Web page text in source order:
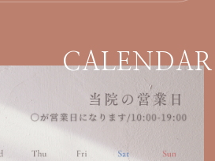
CALENDAR